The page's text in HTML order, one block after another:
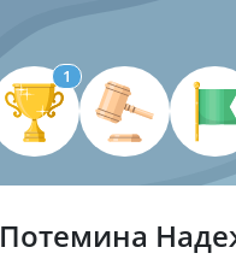
1
Потемина